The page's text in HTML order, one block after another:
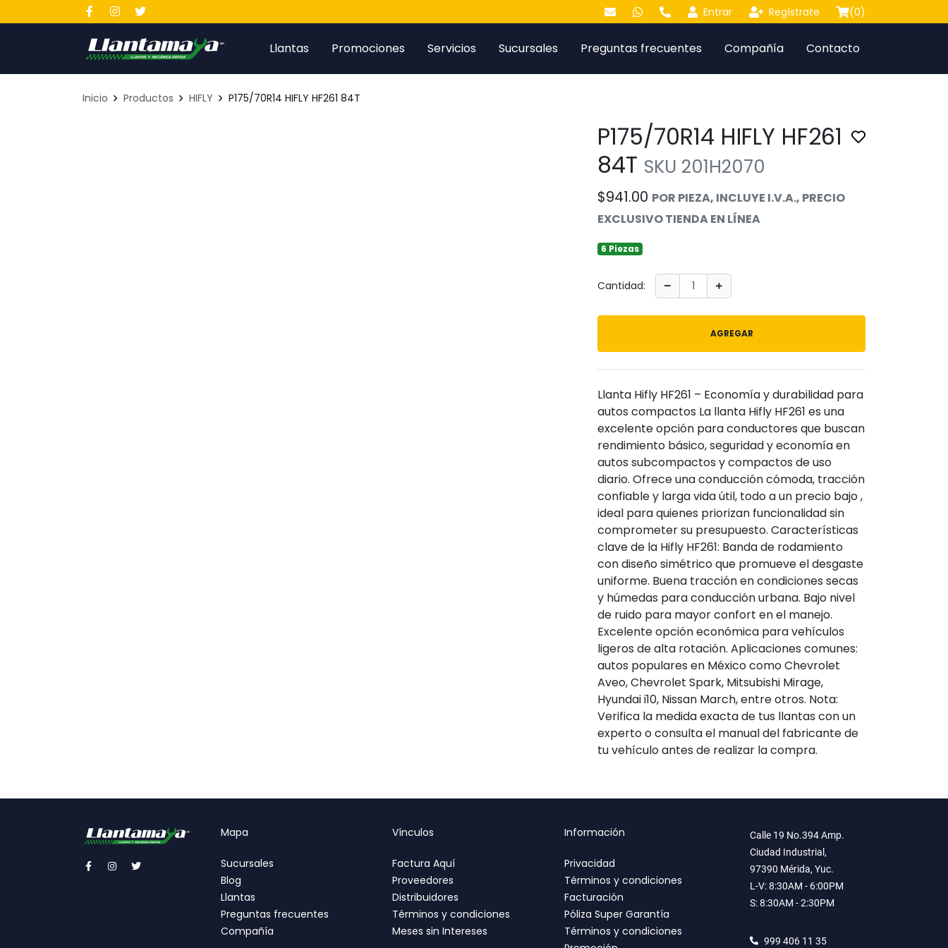
Entrar Regístrate (0)
Llantas Promociones Servicios Sucursales Preguntas frecuentes Compañía Contacto
Inicio Productos HIFLY P175/70R14 HIFLY HF261 84T
Toggle favorite
P175/70R14 HIFLY HF261
84T SKU 201H2070
$941.00 POR PIEZA, INCLUYE I.V.A., PRECIO
EXCLUSIVO TIENDA EN LÍNEA
6 Piezas
Cantidad:
AGREGAR
Llanta Hifly HF261 – Economía y durabilidad para
autos compactos La llanta Hifly HF261 es una
excelente opción para conductores que buscan
rendimiento básico, seguridad y economía en
autos subcompactos y compactos de uso
diario. Ofrece una conducción cómoda, tracción
confiable y larga vida útil, todo a un precio bajo ,
ideal para quienes priorizan funcionalidad sin
comprometer su presupuesto. Características
clave de la Hifly HF261: Banda de rodamiento
con diseño simétrico que promueve el desgaste
uniforme. Buena tracción en condiciones secas
y húmedas para conducción urbana. Bajo nivel
de ruido para mayor confort en el manejo.
Excelente opción económica para vehículos
ligeros de alta rotación. Aplicaciones comunes:
autos populares en México como Chevrolet
Aveo, Chevrolet Spark, Mitsubishi Mirage,
Hyundai i10, Nissan March, entre otros. Nota:
Verifica la medida exacta de tus llantas con un
experto o consulta el manual del fabricante de
tu vehículo antes de realizar la compra.
Mapa
Sucursales
Blog
Llantas
Preguntas frecuentes
Compañía
Vínculos
Factura Aquí
Proveedores
Distribuidores
Términos y condiciones
Meses sin Intereses
Información
Privacidad
Términos y condiciones
Facturación
Póliza Super Garantía
Términos y condiciones
Calle 19 No.394 Amp.
Ciudad Industrial,
97390 Mérida, Yuc.
L-V: 8:30AM - 6:00PM
S: 8:30AM - 2:30PM
999 406 11 35